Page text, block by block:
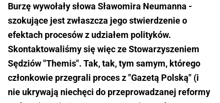
Burzę wywołały słowa Sławomira Neumanna -
szokujące jest zwłaszcza jego stwierdzenie o
efektach procesów z udziałem polityków.
Skontaktowaliśmy się więc ze Stowarzyszeniem
Sędziów "Themis". Tak, tak, tym samym, którego
członkowie przegrali proces z "Gazetą Polską" (i
nie ukrywają niechęci do przeprowadzanej reformy